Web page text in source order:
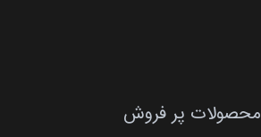
محصولات پر فروش